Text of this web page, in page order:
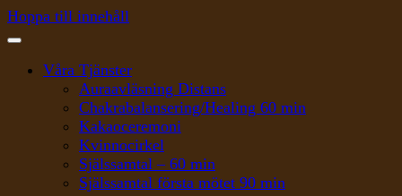
Hoppa till innehåll
Våra Tjänster
Auraavläsning Distans
Chakrabalansering/Healing 60 min
Kakaoceremoni
Kvinnocirkel
Själssamtal – 60 min
Själssamtal första mötet 90 min